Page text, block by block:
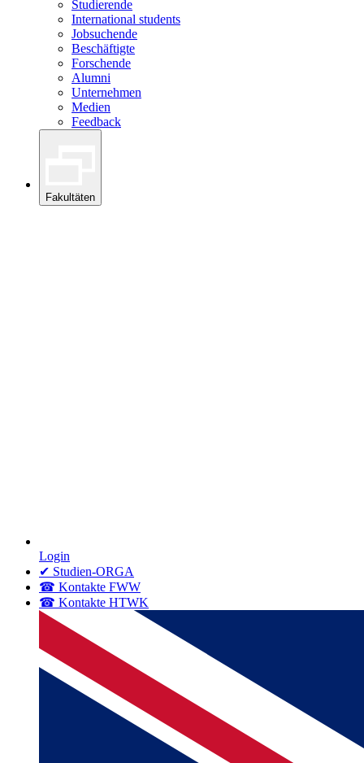
Studierende
International students
Jobsuchende
Beschäftigte
Forschende
Alumni
Unternehmen
Medien
Feedback
Fakultäten
Login
✔ Studien-ORGA
☎ Kontakte FWW
☎ Kontakte HTWK